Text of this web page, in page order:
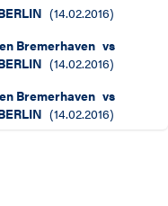
(14.02.2016)
Bremerhaven vs
(14.02.2016)
Bremerhaven vs
(14.02.2016)